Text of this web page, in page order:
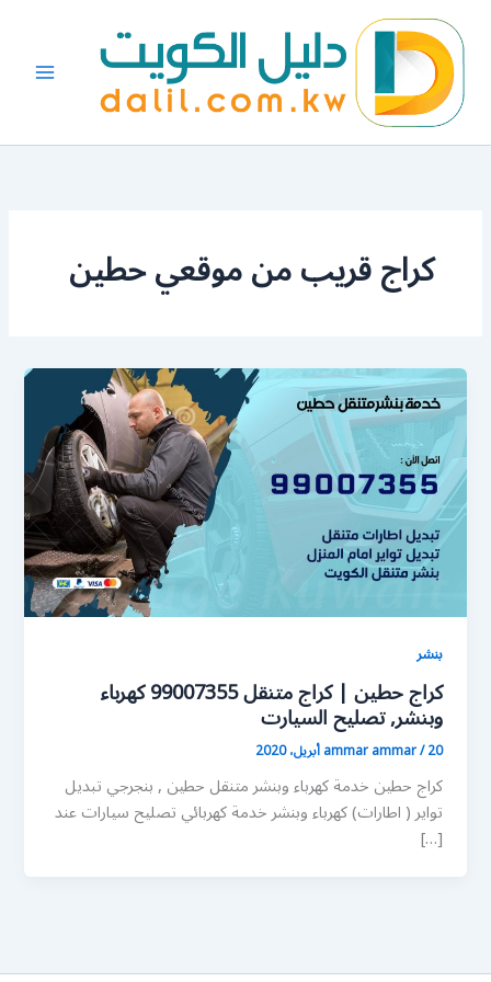
المحتوى
كراج قريب من موقعي حطين
بنشر
كراج حطين | كراج متنقل 99007355 كهرباء
وبنشر, تصليح السيارت
ammar ammar/20 أبريل، 2020
كراج حطين خدمة كهرباء وبنشر متنقل حطين , بنجرجي تبديل
تواير ( اطارات) كهرباء وبنشر خدمة كهربائي تصليح سيارات عند
[…]